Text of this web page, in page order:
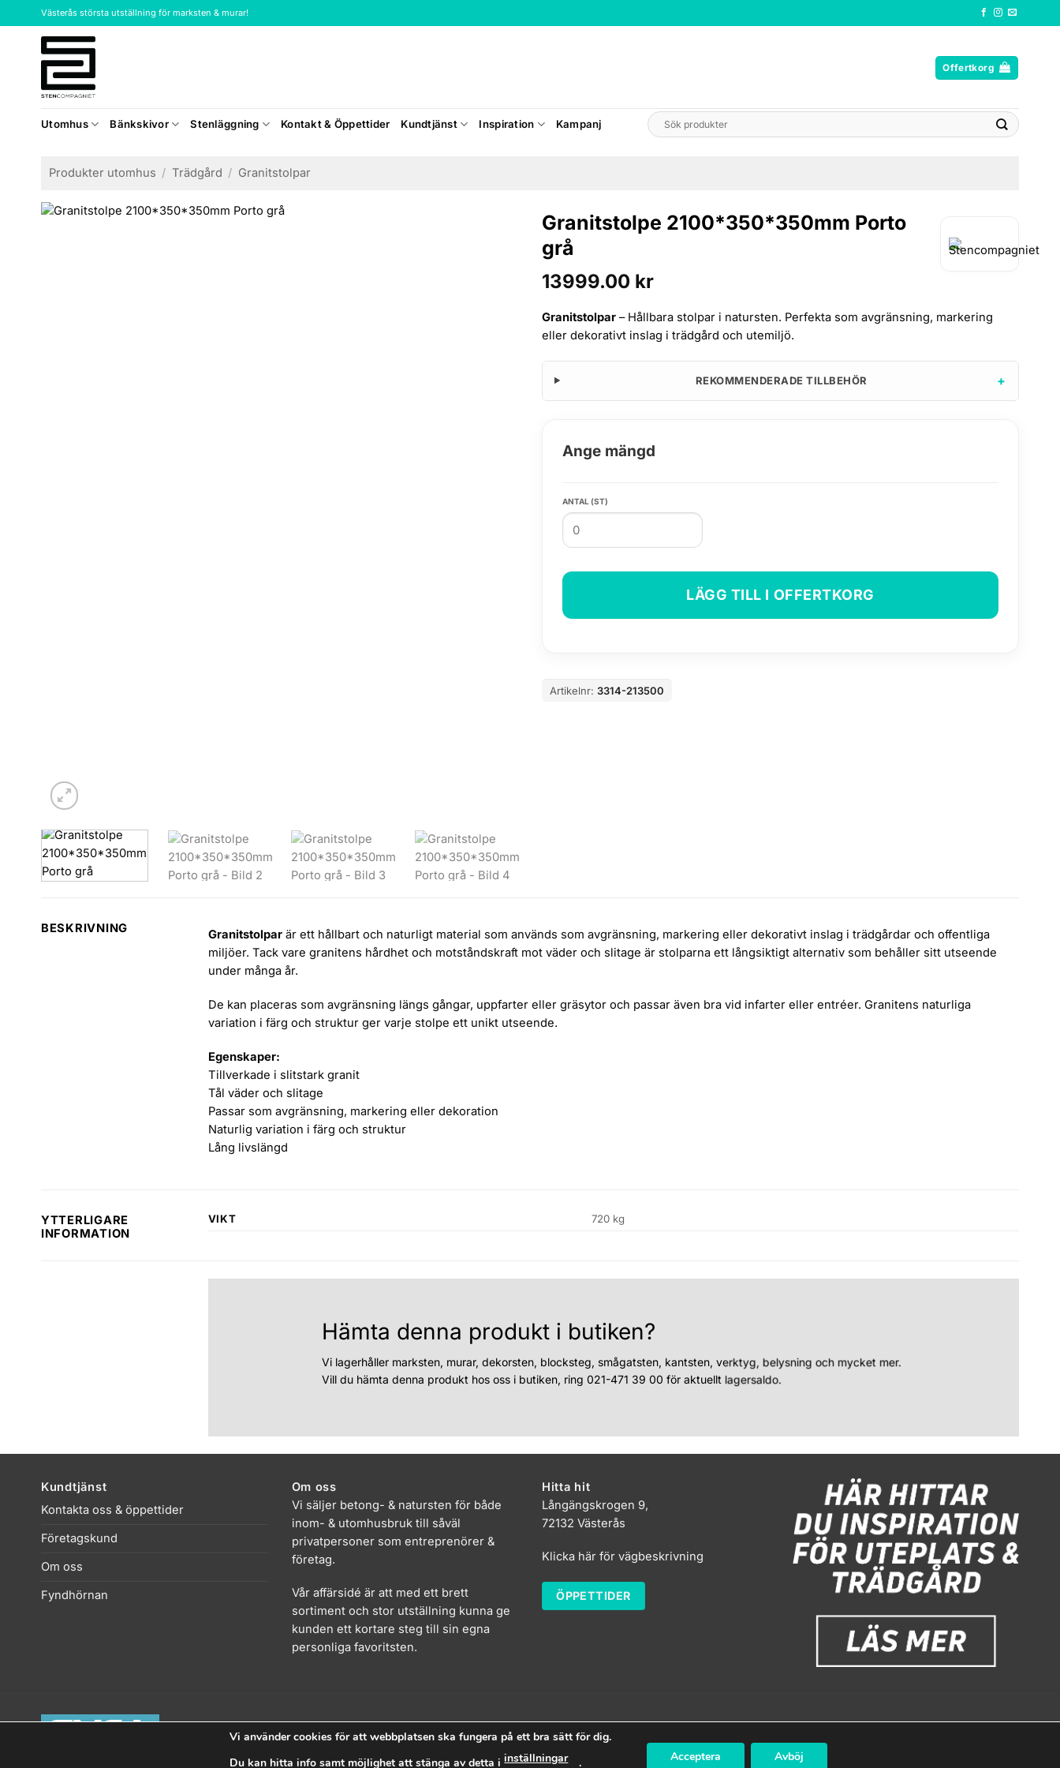
to
Västerås största utställning för marksten & murar!
Offertkorg
Utomhus Bänkskivor Stenläggning Kontakt & Öppettider Kundtjänst Inspiration Kampanj
Sök
efter:
Produkter utomhus / Trädgård / Granitstolpar
Granitstolpe 2100*350*350mm Porto
grå
13999.00 kr
Granitstolpar – Hållbara stolpar i natursten. Perfekta som avgränsning, markering
eller dekorativt inslag i trädgård och utemiljö.
REKOMMENDERADE TILLBEHÖR +
Ange mängd
ANTAL (ST)
LÄGG TILL I OFFERTKORG
Artikelnr: 3314-213500
BESKRIVNING Granitstolparär ett hållbart och naturligt material som används som avgränsning, markering eller dekorativt inslag i trädgårdar och offentliga
miljöer. Tack vare granitens hårdhet och motståndskraft mot väder och slitage är stolparna ett långsiktigt alternativ som behåller sitt utseende
under många år.
De kan placeras som avgränsning längs gångar, uppfarter eller gräsytor och passar även bra vid infarter eller entréer. Granitens naturliga
variation i färg och struktur ger varje stolpe ett unikt utseende.
Egenskaper:
Tillverkade i slitstark granit
Tål väder och slitage
Passar som avgränsning, markering eller dekoration
Naturlig variation i färg och struktur
Lång livslängd
YTTERLIGARE
INFORMATION
VIKT 720 kg
Hämta denna produkt i butiken?
Vi lagerhåller marksten, murar, dekorsten, blocksteg, smågatsten, kantsten, verktyg, belysning och mycket mer.
Vill du hämta denna produkt hos oss i butiken, ring 021-471 39 00 för aktuellt lagersaldo.
Kundtjänst
Kontakta oss & öppettider
Företagskund
Om oss
Fyndhörnan
Om oss
Vi säljer betong- & natursten för både
inom- & utomhusbruk till såväl
privatpersoner som entreprenörer &
företag.
Vår affärsidé är att med ett brett
sortiment och stor utställning kunna ge
kunden ett kortare steg till sin egna
personliga favoritsten.
Hitta hit
Långängskrogen 9,
72132 Västerås
Klicka här för vägbeskrivning
ÖPPETTIDER
Vi använder cookies för att webbplatsen ska fungera på ett bra sätt för dig.
Du kan hitta info samt möjlighet att stänga av detta iinställningar . Acceptera Avböj